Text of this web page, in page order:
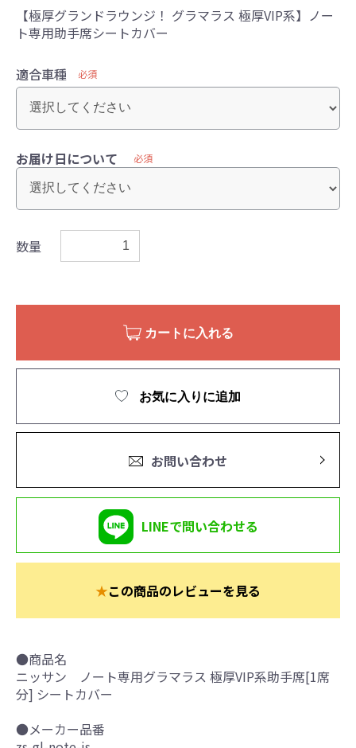
【極厚グランドラウンジ！ グラマラス 極厚VIP系】ノー
ト専用助手席シートカバー
適合車種 必須
お届け日について 必須
数量
カートに入れる
お気に入りに追加
お問い合わせ
LINEで問い合わせる
★この商品のレビューを見る
●商品名
ニッサン ノート専用グラマラス 極厚VIP系助手席[1席
分] シートカバー
●メーカー品番